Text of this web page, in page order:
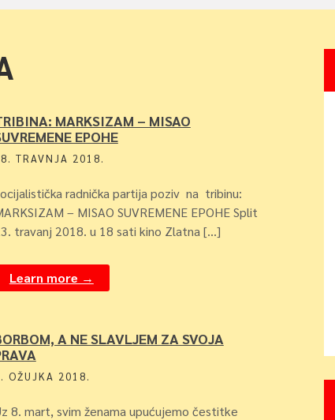
MARKSIZAM – MISAO
EPOHE
TRAVNJA 2018.
radnička partija poziv na tribinu:
– MISAO SUVREMENE EPOHE Split
travanj 2018. u 18 sati kino Zlatna […]
Learn more →
A NE SLAVLJEM ZA SVOJA
OŽUJKA 2018.
8. mart, svim ženama upućujemo čestitke